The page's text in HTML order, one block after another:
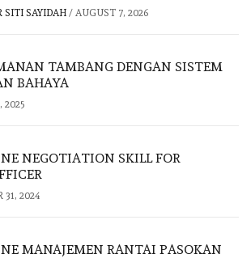
SITI SAYIDAH / AUGUST 7, 2026
TAMBANG DENGAN SISTEM
BAHAYA
2025
NEGOTIATION SKILL FOR
31, 2024
MANAJEMEN RANTAI PASOKAN